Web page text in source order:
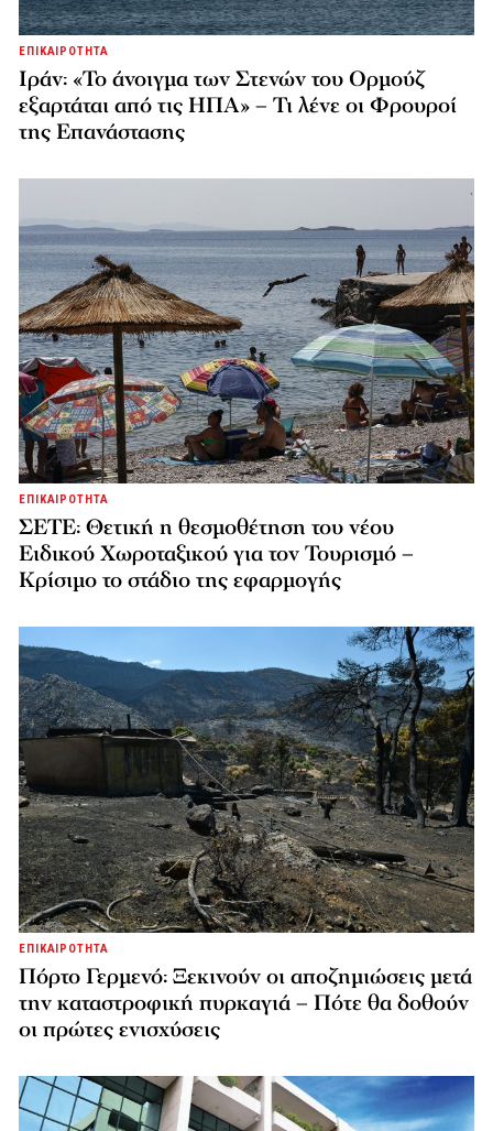
ΕΠΙΚΑΙΡΟΤΗΤΑ
Ιράν: «Το άνοιγμα των Στενών του Ορμούζ
εξαρτάται από τις ΗΠΑ» – Τι λένε οι Φρουροί
της Επανάστασης
ΕΠΙΚΑΙΡΟΤΗΤΑ
ΣΕΤΕ: Θετική η θεσμοθέτηση του νέου
Ειδικού Χωροταξικού για τον Τουρισμό –
Κρίσιμο το στάδιο της εφαρμογής
ΕΠΙΚΑΙΡΟΤΗΤΑ
Πόρτο Γερμενό: Ξεκινούν οι αποζημιώσεις μετά
την καταστροφική πυρκαγιά – Πότε θα δοθούν
οι πρώτες ενισχύσεις